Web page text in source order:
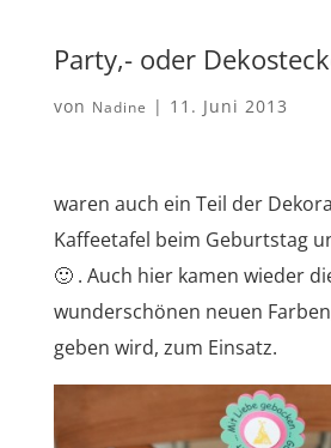
Party,- oder
von Nadine | 11. Juni 2013
waren auch ein Teil der
Kaffeetafel beim Geburtstag
🙂 . Auch hier kamen wieder
wunderschönen neuen
geben wird, zum Einsatz.